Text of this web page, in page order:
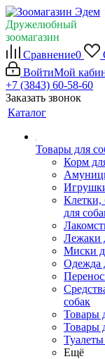
Дружелюбный
зоомагазин
Сравнение0
ВойтиМой
+7 (3843) 60-58-60
Заказать звонок
Каталог
Товары для
Корм
Клетки,
для
Лежаки
Миски
Одежда
собак
Товары
Товары
Туалеты
Ещё